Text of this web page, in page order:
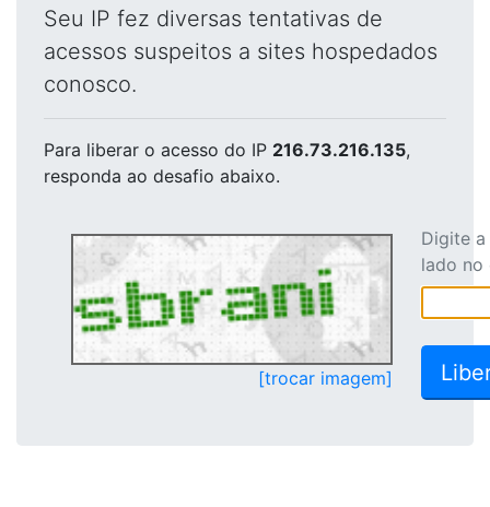
Seu IP fez diversas tentativas de
acessos suspeitos a sites hospedados
conosco.
Para liberar o acesso do IP 216.73.216.135,
responda ao desafio abaixo.
[trocar imagem]
Digite
lado no